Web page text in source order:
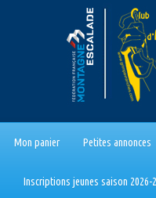
Mon panier Petites annonces
Inscriptions jeunes saison 2026-